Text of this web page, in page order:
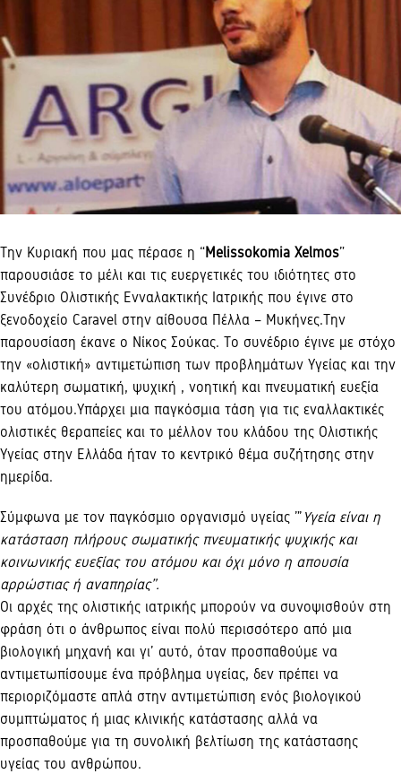
Την Κυριακή που μας πέρασε η “Melissokomia Xelmos”
παρουσιάσε το μέλι και τις ευεργετικές του ιδιότητες στο
Συνέδριο Ολιστικής Ενναλακτικής Ιατρικής που έγινε στο
ξενοδοχείο Caravel στην αίθουσα Πέλλα – Μυκήνες.Την
παρουσίαση έκανε ο Νίκος Σούκας. Το συνέδριο έγινε με στόχο
την «ολιστική» αντιμετώπιση των προβλημάτων Υγείας και την
καλύτερη σωματική, ψυχική , νοητική και πνευματική ευεξία
του ατόμου.Υπάρχει μια παγκόσμια τάση για τις εναλλακτικές
ολιστικές θεραπείες και το μέλλον του κλάδου της Ολιστικής
Υγείας στην Ελλάδα ήταν το κεντρικό θέμα συζήτησης στην
ημερίδα.
Σύμφωνα με τον παγκόσμιο οργανισμό υγείας ”’ Υγεία είναι η
κατάσταση πλήρους σωματικής πνευματικής ψυχικής και
κοινωνικής ευεξίας του ατόμου και όχι μόνο η απουσία
αρρώστιας ή αναπηρίας”.
Οι αρχές της ολιστικής ιατρικής μπορούν να συνοψισθούν στη
φράση ότι ο άνθρωπος είναι πολύ περισσότερο από μια
βιολογική μηχανή και γι’ αυτό, όταν προσπαθούμε να
αντιμετωπίσουμε ένα πρόβλημα υγείας, δεν πρέπει να
περιοριζόμαστε απλά στην αντιμετώπιση ενός βιολογικού
συμπτώματος ή μιας κλινικής κατάστασης αλλά να
προσπαθούμε για τη συνολική βελτίωση της κατάστασης
υγείας του ανθρώπου.